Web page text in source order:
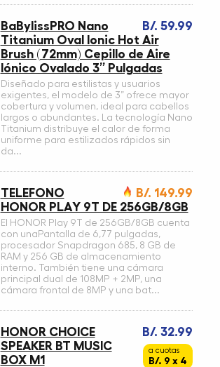
B/. 59.99
BaBylissPRO Nano
Titanium Oval Ionic Hot Air
Brush (72mm) Cepillo de Aire
Iónico Ovalado 3” Pulgadas
Diseñado para estilistas y usuarios
exigentes, el modelo de 3” ofrece mayor
cobertura y volumen, ideal para cabellos
largos o abundantes. La tecnología Nano
Titanium distribuye el calor de forma
uniforme para estilizados rápidos sin
da...
B/. 149.99
TELEFONO
HONOR PLAY 9T DE 256GB/8GB
El HONOR Play 9T de 256GB/8GB cuenta
con unaPantalla de 6,77 pulgadas,
procesador Snapdragon 685, 8 GB de
RAM y 256 GB de almacenamiento
interno. También tiene una cámara
principal dual de 108MP + 2MP, una
cámara frontal de 8MP y una bat...
B/. 32.99
a cuotas
B/. 9 x 4
HONOR CHOICE
SPEAKER BT MUSIC
BOX M1